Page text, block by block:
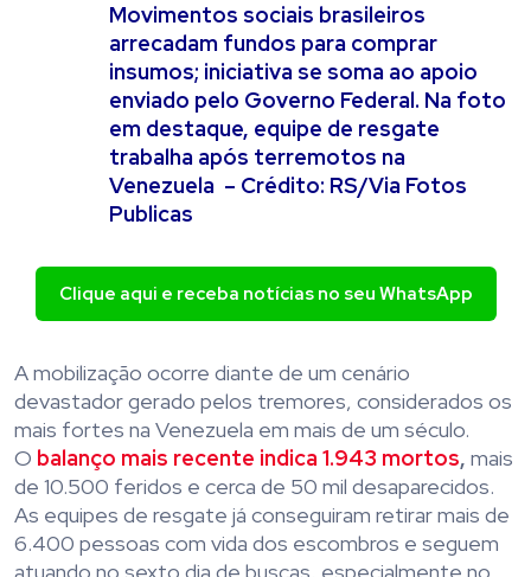
Movimentos sociais brasileiros
arrecadam fundos para comprar
insumos; iniciativa se soma ao apoio
enviado pelo Governo Federal. Na foto
em destaque, equipe de resgate
trabalha após terremotos na
Venezuela – Crédito: RS/Via Fotos
Publicas
Clique aqui e receba notícias no seu WhatsApp
A mobilização ocorre diante de um cenário
devastador gerado pelos tremores, considerados os
mais fortes na Venezuela em mais de um século.
O balanço mais recente indica 1.943 mortos, mais
de 10.500 feridos e cerca de 50 mil desaparecidos.
As equipes de resgate já conseguiram retirar mais de
6.400 pessoas com vida dos escombros e seguem